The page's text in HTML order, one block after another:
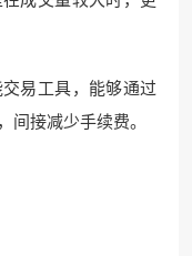
易工具，能够通过
间接减少手续费。